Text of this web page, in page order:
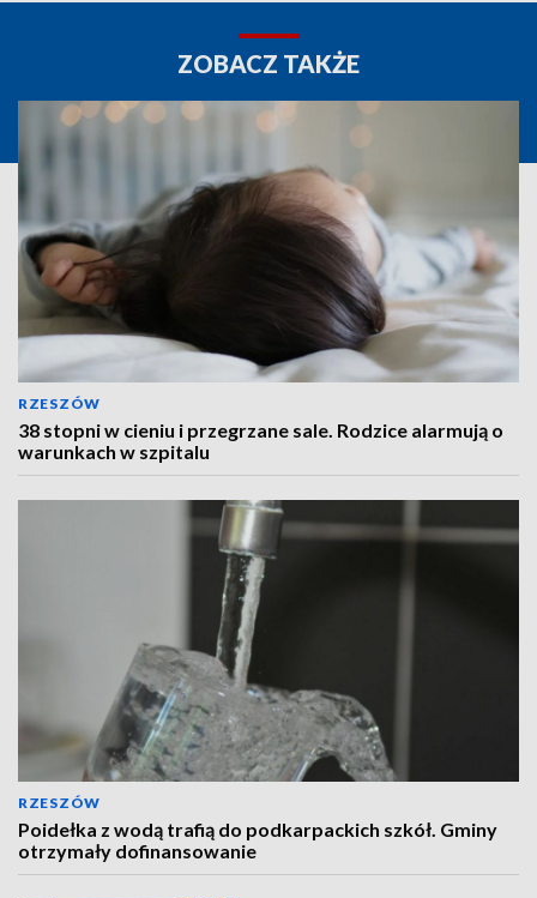
ZOBACZ TAKŻE
RZESZÓW
38 stopni w cieniu i przegrzane sale. Rodzice alarmują o
warunkach w szpitalu
RZESZÓW
Poidełka z wodą trafią do podkarpackich szkół. Gminy
otrzymały dofinansowanie